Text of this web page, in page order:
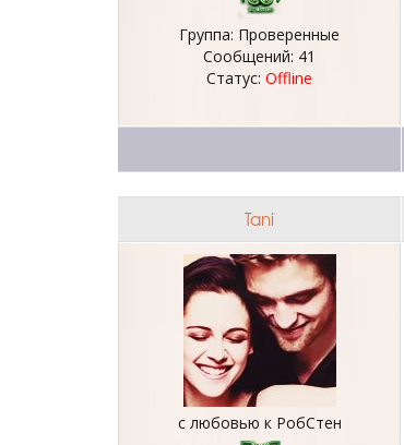
Группа: Проверенные
Сообщений: 41
Статус: Offline
Tani
с любовью к РобСтен